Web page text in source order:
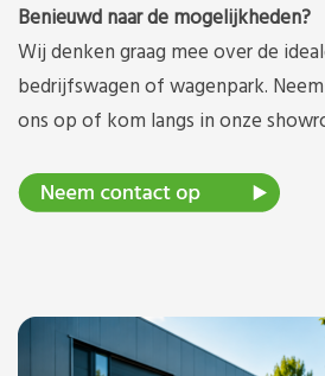
Benieuwd naar de mogelijkheden?
Wij denken graag mee over de
bedrijfswagen of wagenpark.
ons op of kom langs in onze